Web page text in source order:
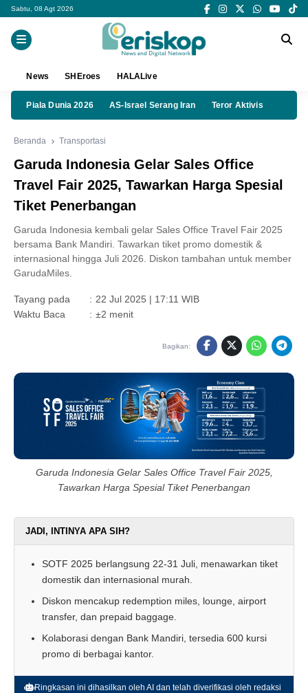
Sabtu, 08 Agt 2026
News SHEroes HALALive
Piala Dunia 2026 AS-Israel Serang Iran Teror Aktivis
Beranda Transportasi
Garuda Indonesia Gelar Sales Office
Travel Fair 2025, Tawarkan Harga Spesial
Tiket Penerbangan
Garuda Indonesia kembali gelar Sales Office Travel Fair 2025
bersama Bank Mandiri. Tawarkan tiket promo domestik &
internasional hingga Juli 2026. Diskon tambahan untuk member
GarudaMiles.
Tayang pada : 22 Jul 2025 | 17:11 WIB
Waktu Baca
: ±2 menit
Bagikan:
Garuda Indonesia Gelar Sales Office Travel Fair 2025,
Tawarkan Harga Spesial Tiket Penerbangan
JADI, INTINYA APA SIH?
SOTF 2025 berlangsung 22-31 Juli, menawarkan tiket
domestik dan internasional murah.
Diskon mencakup redemption miles, lounge, airport
transfer, dan prepaid baggage.
Kolaborasi dengan Bank Mandiri, tersedia 600 kursi
promo di berbagai kantor.
Ringkasan ini dihasilkan oleh AI dan telah diverifikasi oleh redaksi